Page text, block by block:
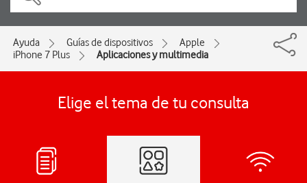
Ayuda Guías de dispositivos
Apple
iPhone 7 Plus
Aplicaciones y multimedia
Elige el tema de tu consulta